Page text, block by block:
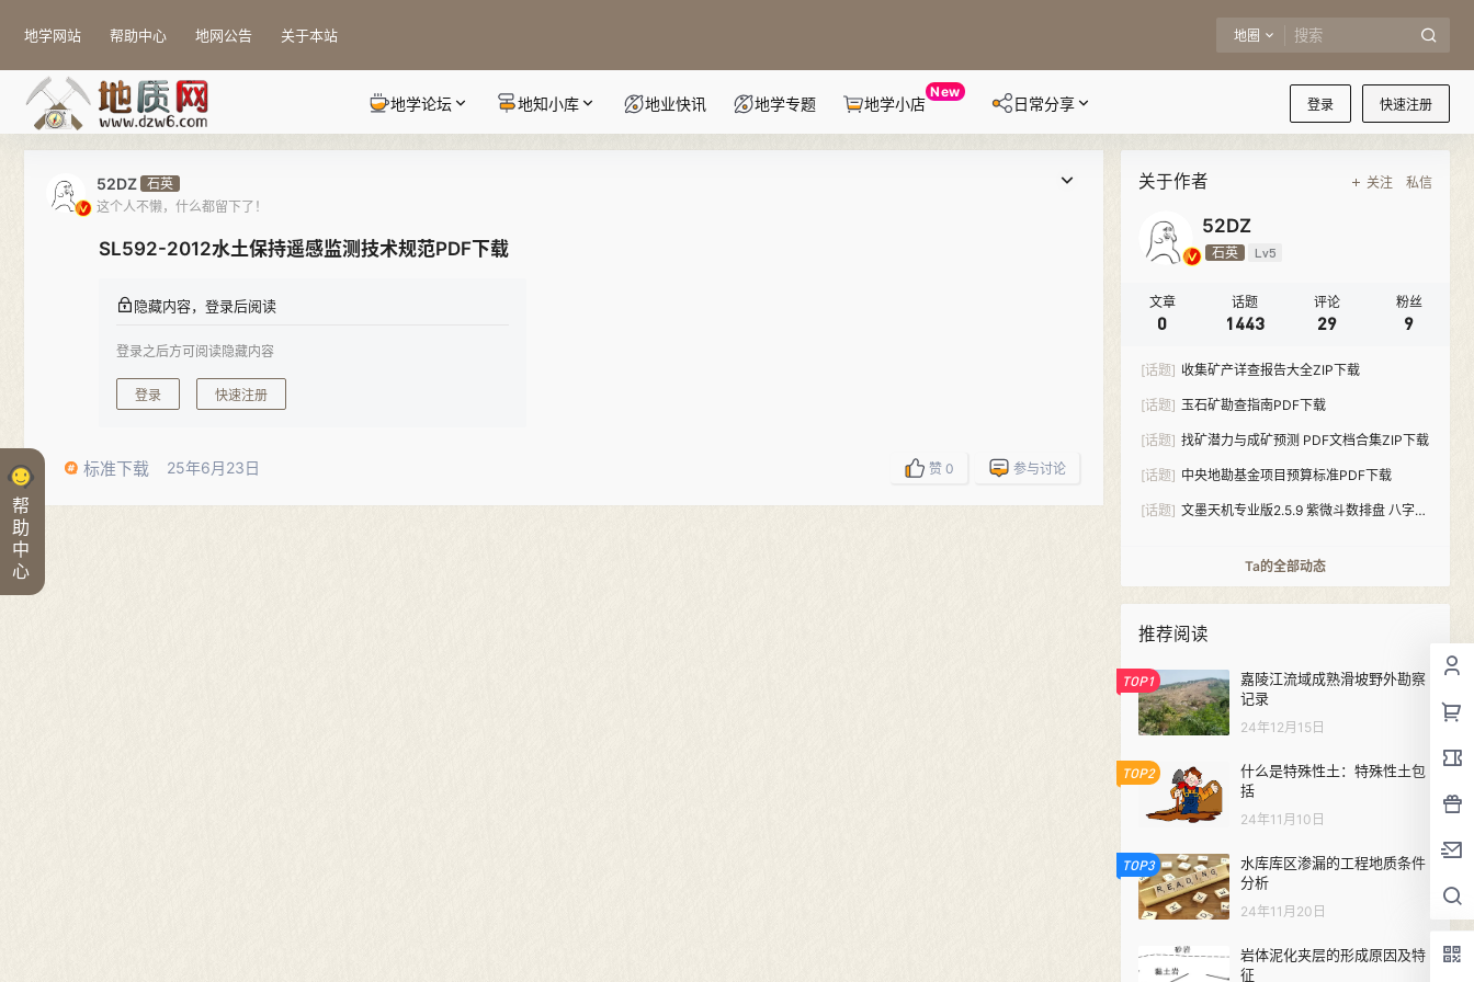
帮
助
中
心
地学网站 帮助中心 地网公告 关于本站 地圈
登录 快速注册
地学论坛 地知小库 地业快讯 地学专题 地学小店
New
日常分享
52DZ 石英
这个人不懒，什么都留下了！
SL592-2012水土保持遥感监测技术规范PDF下载
隐藏内容，登录后阅读
登录之后方可阅读隐藏内容
登录 快速注册
标准下载 25年6月23日 赞 0 参与讨论
关于作者 关注 私信
52DZ
石英 Lv5
文章
0
话题
1443
评论
29
粉丝
9
[话题] 收集矿产详查报告大全ZIP下载
[话题] 玉石矿勘查指南PDF下载
[话题] 找矿潜力与成矿预测 PDF文档合集ZIP下载
[话题] 中央地勘基金项目预算标准PDF下载
[话题] 文墨天机专业版2.5.9 紫微斗数排盘 八字算
Ta的全部动态
推荐阅读
TOP1
嘉陵江流域成熟滑坡野外勘察
记录
24年12月15日
TOP2
什么是特殊性土：特殊性土包
括
24年11月10日
TOP3
水库库区渗漏的工程地质条件
分析
24年11月20日
岩体泥化夹层的形成原因及特
征